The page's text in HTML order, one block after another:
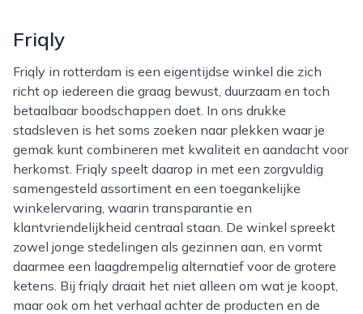
Friqly
Friqly in rotterdam is een eigentijdse winkel die zich
richt op iedereen die graag bewust, duurzaam en toch
betaalbaar boodschappen doet. In ons drukke
stadsleven is het soms zoeken naar plekken waar je
gemak kunt combineren met kwaliteit en aandacht voor
herkomst. Friqly speelt daarop in met een zorgvuldig
samengesteld assortiment en een toegankelijke
winkelervaring, waarin transparantie en
klantvriendelijkheid centraal staan. De winkel spreekt
zowel jonge stedelingen als gezinnen aan, en vormt
daarmee een laagdrempelig alternatief voor de grotere
ketens. Bij friqly draait het niet alleen om wat je koopt,
maar ook om het verhaal achter de producten en de